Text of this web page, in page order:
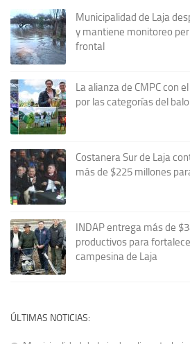
Municipalidad de Laja
y mantiene monitoreo
frontal
La alianza de CMPC con
por las categorías del
Costanera Sur de Laja
más de $225 millones
INDAP entrega más de
productivos para
campesina de Laja
ÚLTIMAS NOTICIAS: